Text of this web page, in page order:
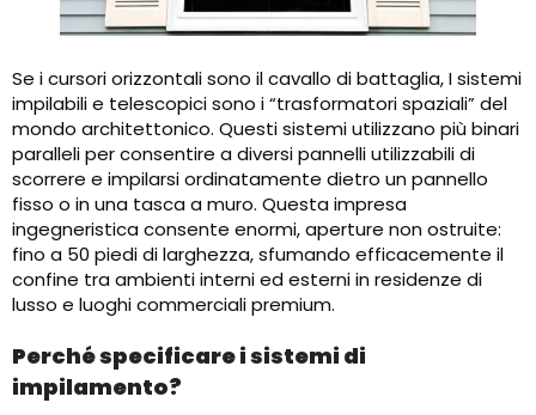
Se i cursori orizzontali sono il cavallo di battaglia, I sistemi
impilabili e telescopici sono i “trasformatori spaziali” del
mondo architettonico. Questi sistemi utilizzano più binari
paralleli per consentire a diversi pannelli utilizzabili di
scorrere e impilarsi ordinatamente dietro un pannello
fisso o in una tasca a muro. Questa impresa
ingegneristica consente enormi, aperture non ostruite:
fino a 50 piedi di larghezza, sfumando efficacemente il
confine tra ambienti interni ed esterni in residenze di
lusso e luoghi commerciali premium.
Perché specificare i sistemi di
impilamento?